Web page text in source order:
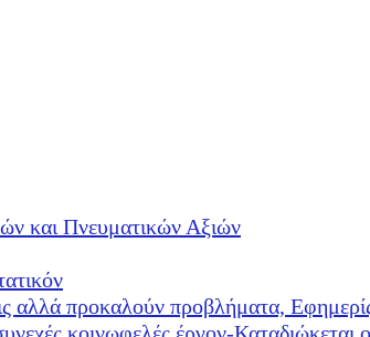
και Πνευματικών Αξιών
αλλά προκαλούν προβλήματα,